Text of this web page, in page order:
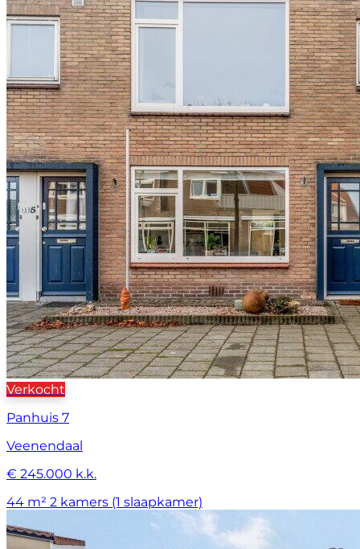
Verkocht
Panhuis 7
Veenendaal
€ 245.000 k.k.
44 m² 2 kamers (1 slaapkamer)